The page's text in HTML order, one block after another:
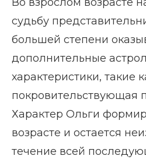
судьбу
большей степени
дополнительные
характеристики, такие
покровительствующая
Характер Ольги
возрасте и остается
течение всей